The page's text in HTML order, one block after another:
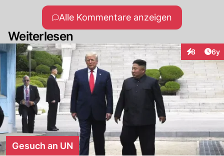
Alle Kommentare anzeigen
Weiterlesen
8 6y
Gesuch an UN